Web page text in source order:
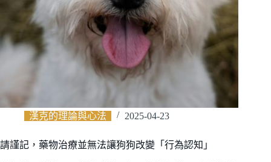
漢克的理論與心法 2025-04-23
請謹記，藥物治療並無法讓狗狗改變「行為認知」